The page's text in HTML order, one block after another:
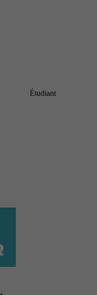
Étudiant